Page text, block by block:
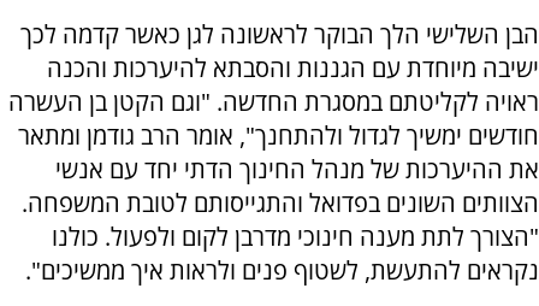
הבן השלישי הלך הבוקר לראשונה לגן כאשר קדמה לכך
ישיבה מיוחדת עם הגננות והסבתא להיערכות והכנה
ראויה לקליטתם במסגרת החדשה. "וגם הקטן בן העשרה
חודשים ימשיך לגדול ולהתחנך", אומר הרב גודמן ומתאר
את ההיערכות של מנהל החינוך הדתי יחד עם אנשי
הצוותים השונים בפדואל והתגייסותם לטובת המשפחה.
"הצורך לתת מענה חינוכי מדרבן לקום ולפעול. כולנו
נקראים להתעשת, לשטוף פנים ולראות איך ממשיכים".